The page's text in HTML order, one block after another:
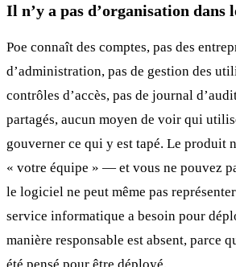
Il n’y a pas d’organisation dans
Poe connaît des comptes, pas des
d’administration, pas de gestion des
contrôles d’accès, pas de journal
partagés, aucun moyen de voir qui
gouverner ce qui y est tapé. Le produit
« votre équipe » — et vous ne pouvez
le logiciel ne peut même pas
service informatique a besoin pour
manière responsable est absent, parce
été pensé pour être déployé.